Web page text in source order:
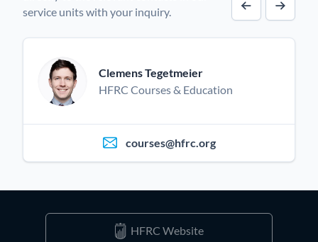
service units with your inquiry.
PreviousNext
Clemens Tegetmeier
HFRC Courses & Education
courses@hfrc.org
HFRC Website